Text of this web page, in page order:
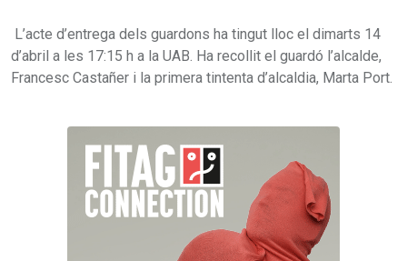
L’acte d’entrega dels guardons ha tingut lloc el dimarts 14
d’abril a les 17:15 h a la UAB. Ha recollit el guardó l’alcalde,
Francesc Castañer i la primera tintenta d’alcaldia, Marta Port.